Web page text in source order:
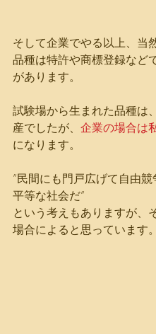
そして企業でやる以上、当
品種は特許や商標登録など
があります。
試験場から生まれた品種は
産でしたが、 企業の場合は
になります。
”民間にも門戸広げて自由
平等な社会だ”
という考えもありますが、
場合によると思っています。